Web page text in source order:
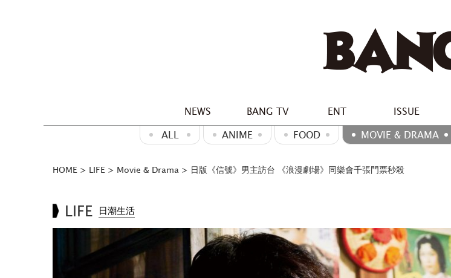
NEWS BANG TV ENT ISSUE
ALL ANIME FOOD MOVIE & DRAMA
HOME > LIFE > Movie & Drama > 日版《信號》男主訪台 《浪漫劇場》同樂會千張門票秒殺
LIFE 日潮生活